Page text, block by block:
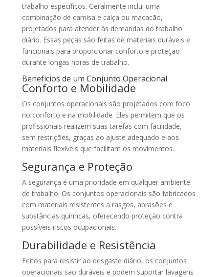
trabalho específicos. Geralmente inclui uma
combinação de camisa e calça ou macacão,
projetados para atender às demandas do trabalho
diário. Essas peças são feitas de materiais duráveis e
funcionais para proporcionar conforto e proteção
durante longas horas de trabalho.
Benefícios de um Conjunto Operacional
Conforto e Mobilidade
Os conjuntos operacionais são projetados com foco
no conforto e na mobilidade. Eles permitem que os
profissionais realizem suas tarefas com facilidade,
sem restrições, graças ao ajuste adequado e aos
materiais flexíveis que facilitam os movimentos.
Segurança e Proteção
A segurança é uma prioridade em qualquer ambiente
de trabalho. Os conjuntos operacionais são fabricados
com materiais resistentes a rasgos, abrasões e
substâncias químicas, oferecendo proteção contra
possíveis riscos ocupacionais.
Durabilidade e Resistência
Feitos para resistir ao desgaste diário, os conjuntos
operacionais são duráveis e podem suportar lavagens